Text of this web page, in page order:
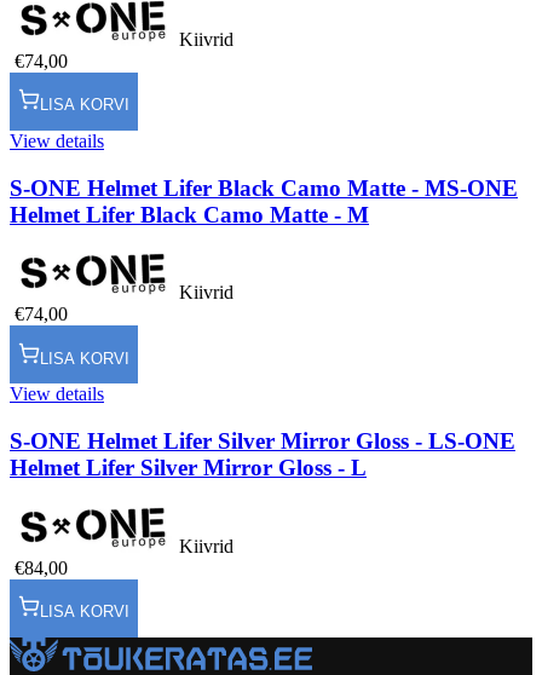
Kiivrid
€74,00
LISA KORVI
View details
S-ONE Helmet Lifer Black Camo Matte - MS-ONE
Helmet Lifer Black Camo Matte - M
Kiivrid
€74,00
LISA KORVI
View details
S-ONE Helmet Lifer Silver Mirror Gloss - LS-ONE
Helmet Lifer Silver Mirror Gloss - L
Kiivrid
€84,00
LISA KORVI